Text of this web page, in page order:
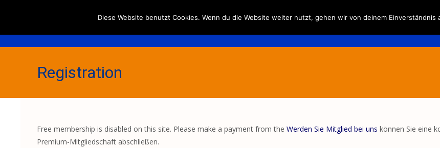
to
content
Fahrplan/-preise
Registration
Free membership is disabled on this site. Please make a payment from the Werden Sie Mitglied bei uns können Sie eine
Premium-Mitgliedschaft abschließen.
Diese Website benutzt Cookies. Wenn du die Website weiter nutzt, gehen wir von deinem Einverständnis